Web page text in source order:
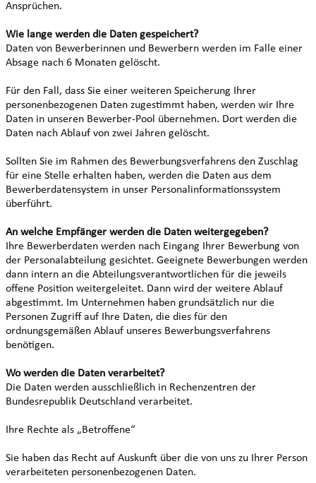
Ansprüchen.
Wie lange werden die Daten gespeichert?
Daten von Bewerberinnen und Bewerbern werden im Falle einer
Absage nach 6 Monaten gelöscht.
Für den Fall, dass Sie einer weiteren Speicherung Ihrer
personenbezogenen Daten zugestimmt haben, werden wir Ihre
Daten in unseren Bewerber-Pool übernehmen. Dort werden die
Daten nach Ablauf von zwei Jahren gelöscht.
Sollten Sie im Rahmen des Bewerbungsverfahrens den Zuschlag
für eine Stelle erhalten haben, werden die Daten aus dem
Bewerberdatensystem in unser Personalinformationssystem
überführt.
An welche Empfänger werden die Daten weitergegeben?
Ihre Bewerberdaten werden nach Eingang Ihrer Bewerbung von
der Personalabteilung gesichtet. Geeignete Bewerbungen werden
dann intern an die Abteilungsverantwortlichen für die jeweils
offene Position weitergeleitet. Dann wird der weitere Ablauf
abgestimmt. Im Unternehmen haben grundsätzlich nur die
Personen Zugriff auf Ihre Daten, die dies für den
ordnungsgemäßen Ablauf unseres Bewerbungsverfahrens
benötigen.
Wo werden die Daten verarbeitet?
Die Daten werden ausschließlich in Rechenzentren der
Bundesrepublik Deutschland verarbeitet.
Ihre Rechte als „Betroffene“
Sie haben das Recht auf Auskunft über die von uns zu Ihrer Person
verarbeiteten personenbezogenen Daten.